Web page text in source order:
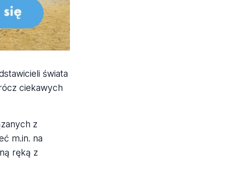
świata
ciekawych
z
m.in. na
ręką z